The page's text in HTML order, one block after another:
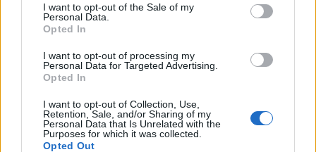
I want to opt-out of the Sale of my
Personal Data.
Opted In
I want to opt-out of processing my
Personal Data for Targeted Advertising.
Opted In
I want to opt-out of Collection, Use,
Retention, Sale, and/or Sharing of my
Personal Data that Is Unrelated with the
Purposes for which it was collected.
Opted Out
Zdeňka Žádníková a Jaroslav Svěcený. Foto: archiv pořadatelů
Komentáře